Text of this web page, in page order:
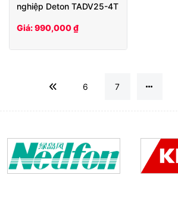
nghiệp Deton TADV25-4T
Giá: 990,000 ₫
6 7